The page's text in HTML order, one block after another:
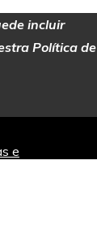
incluir
Política de
e